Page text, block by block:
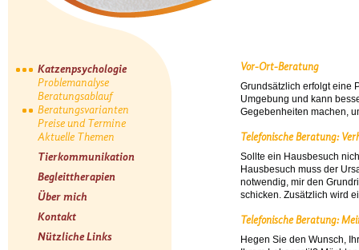
Katzenpsychologie
Problemanalyse
Beratungsablauf
Beratungsvarianten
Preise und Termine
Aktuelle Themen
Tierkommunikation
Begleittherapien
Über mich
Kontakt
Nützliche Links
Vor-Ort-Beratung
Grundsätzlich erfolgt eine
Umgebung und kann
Gegebenheiten machen,
Telefonische Beratung:
Sollte ein Hausbesuch
Hausbesuch muss der
notwendig, mir den
schicken. Zusätzlich wird
Telefonische Beratung:
Hegen Sie den Wunsch,